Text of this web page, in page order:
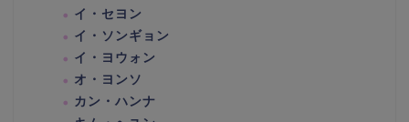
イ・セヨン
イ・ソンギョン
イ・ヨウォン
オ・ヨンソ
カン・ハンナ